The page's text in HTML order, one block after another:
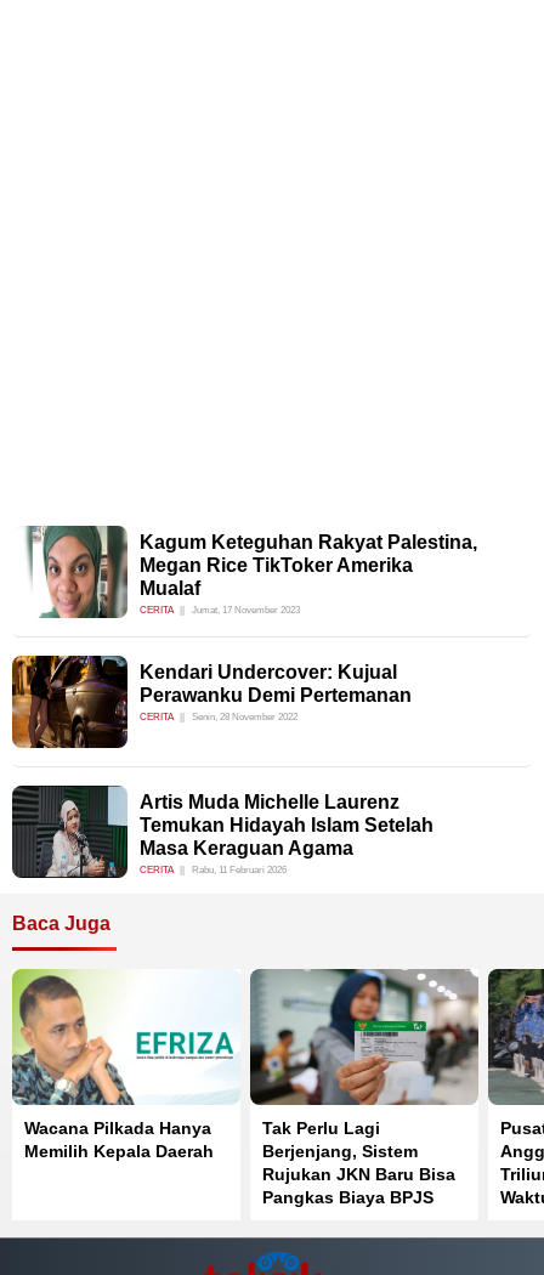
Kagum Keteguhan Rakyat Palestina,
Megan Rice TikToker Amerika
Mualaf
CERITA Jumat, 17 November 2023
Kendari Undercover: Kujual
Perawanku Demi Pertemanan
CERITA Senin, 28 November 2022
Artis Muda Michelle Laurenz
Temukan Hidayah Islam Setelah
Masa Keraguan Agama
CERITA Rabu, 11 Februari 2026
Baca Juga
Wacana Pilkada Hanya
Memilih Kepala Daerah
Tak Perlu Lagi
Berjenjang, Sistem
Rujukan JKN Baru Bisa
Pangkas Biaya BPJS
Persen